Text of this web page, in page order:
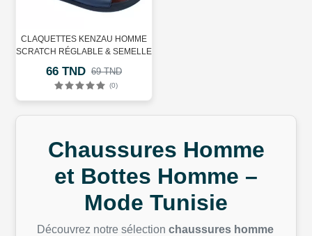
CLAQUETTES KENZAU HOMME
SCRATCH RÉGLABLE & SEMELLE
66 TND 69 TND
(0)
Chaussures Homme
et Bottes Homme –
Mode Tunisie
Découvrez notre sélection chaussures homme